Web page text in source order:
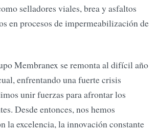
selladores viales, brea y asfaltos
en procesos de impermeabilización de
Membranex se remonta al difícil año
enfrentando una fuerte crisis
unir fuerzas para afrontar los
Desde entonces, nos hemos
la excelencia, la innovación constante